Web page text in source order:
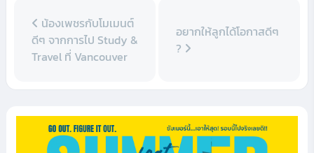
น้องเพชรกับโมเมนต์
ดีๆ จากการไป Study &
Travel ที่ Vancouver
อยากให้ลูกได้โอกาสดีๆ
?